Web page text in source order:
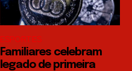
ESPORTES
Familiares celebram
legado de primeira